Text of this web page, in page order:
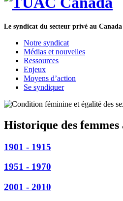
Le syndicat du secteur privé au Canada
Notre syndicat
Médias et nouvelles
Ressources
Enjeux
Moyens d’action
Se syndiquer
Historique des femmes
1901 - 1915
1951 - 1970
2001 - 2010